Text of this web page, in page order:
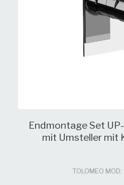
Endmontage Set
mit Umsteller mit
TOLOMEO